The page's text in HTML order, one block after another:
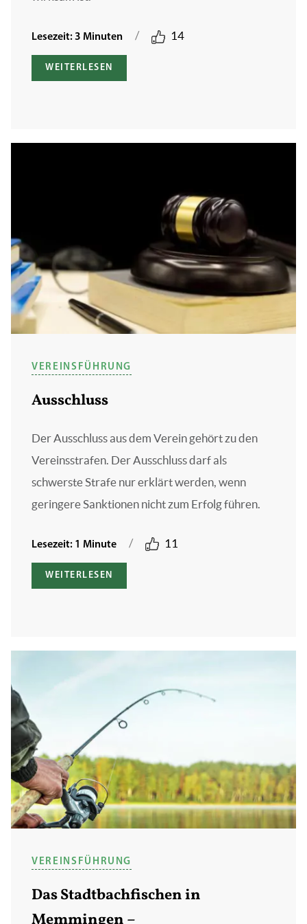
Lesezeit: 3 Minuten / 14
WEITERLESEN
VEREINSFÜHRUNG
Ausschluss
Der Ausschluss aus dem Verein gehört zu den
Vereinsstrafen. Der Ausschluss darf als
schwerste Strafe nur erklärt werden, wenn
geringere Sanktionen nicht zum Erfolg führen.
Lesezeit: 1 Minute / 11
WEITERLESEN
VEREINSFÜHRUNG
Das Stadtbachfischen in